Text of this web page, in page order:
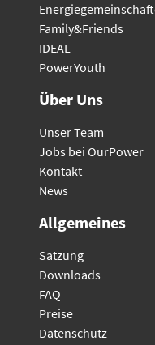
Family&Friends
IDEAL
PowerYouth
Über Uns
Unser Team
Jobs bei OurPower
Kontakt
News
Allgemeines
Satzung
Downloads
FAQ
Preise
Datenschutz